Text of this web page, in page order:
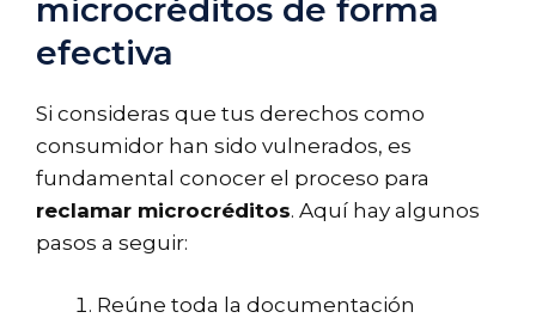
microcréditos de forma
efectiva
Si consideras que tus derechos como
consumidor han sido vulnerados, es
fundamental conocer el proceso para
reclamar microcréditos. Aquí hay algunos
pasos a seguir:
Reúne toda la documentación